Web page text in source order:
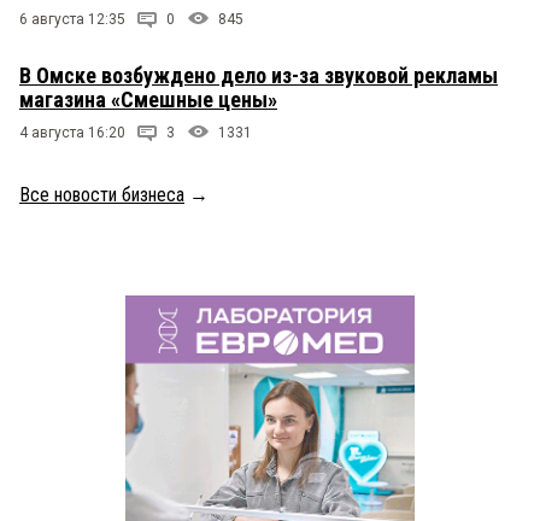
6 августа 12:35 0 845
В Омске возбуждено дело из-за звуковой рекламы
магазина «Смешные цены»
4 августа 16:20 3 1331
Все новости бизнеса →